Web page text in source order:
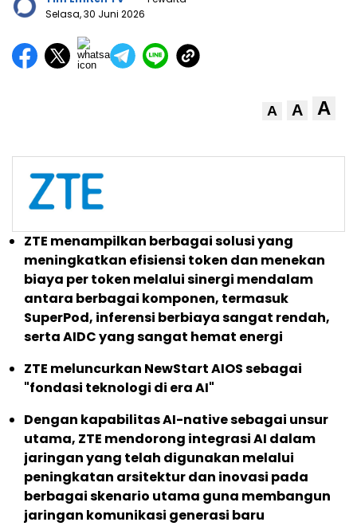
Selasa, 30 Juni 2026
A A A
ZTE menampilkan berbagai solusi yang
meningkatkan efisiensi token dan menekan
biaya per token melalui sinergi mendalam
antara berbagai komponen, termasuk
SuperPod, inferensi berbiaya sangat rendah,
serta AIDC yang sangat hemat energi
ZTE meluncurkan NewStart AIOS sebagai
"fondasi teknologi di era AI"
Dengan kapabilitas AI-native sebagai unsur
utama, ZTE mendorong integrasi AI dalam
jaringan yang telah digunakan melalui
peningkatan arsitektur dan inovasi pada
berbagai skenario utama guna membangun
jaringan komunikasi generasi baru